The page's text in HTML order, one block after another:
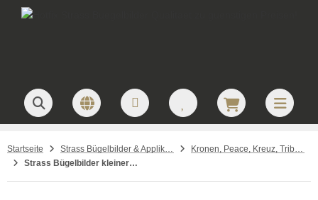
Startseite Strass Bügelbilder & Applikationen zum Aufbügeln
Kronen, Peace, Kreuz, Tribals – Strass Bügelbilder
Strass Bügelbilder kleiner Sternenhimmel Pink-Silber